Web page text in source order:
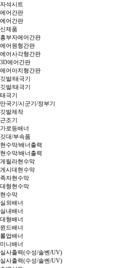
자석시트
에어간판
에어간판
신제품
흥부자에어간판
에어원형간판
에어사각형간판
3D에어간판
에어아치형간판
깃발/태극기
깃발/태극기
태극기
만국기/시군기/정부기
깃발제작
근조기
가로등배너
깃대/부속품
현수막/배너출력
현수막/배너출력
게릴라현수막
게시대현수막
족자현수막
대형현수막
현수막
실외배너
실내배너
대형배너
윈드배너
롤업배너
미니배너
실사출력(수성/솔벤/UV)
실사출력(수성/솔벤/UV)